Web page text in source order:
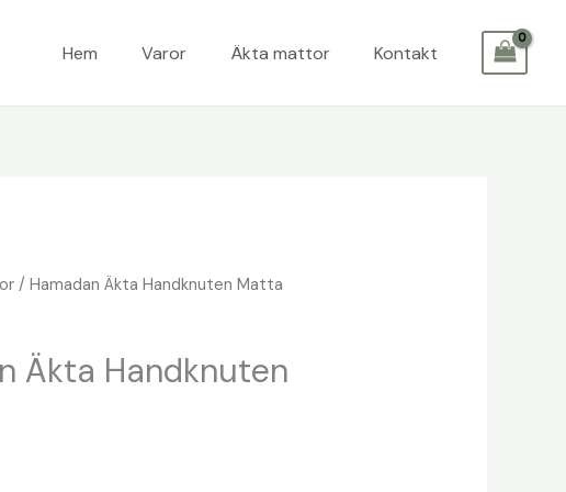
Hem Varor Äkta mattor Kontakt
/ Hamadan Äkta Handknuten Matta
Äkta Handknuten